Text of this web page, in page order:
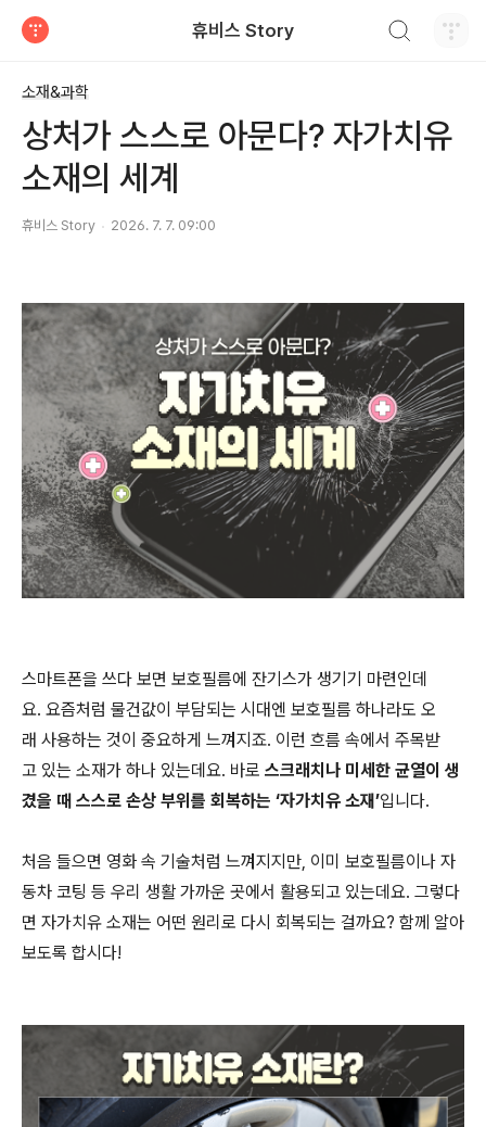
휴비스 Story
소재&과학
상처가 스스로 아문다? 자가치유
소재의 세계
휴비스 Story 2026. 7. 7. 09:00
스마트폰을 쓰다 보면 보호필름에 잔기스가 생기기 마련인데
요. 요즘처럼 물건값이 부담되는 시대엔 보호필름 하나라도 오
래 사용하는 것이 중요하게 느껴지죠. 이런 흐름 속에서 주목받
고 있는 소재가 하나 있는데요. 바로 스크래치나 미세한 균열이 생
겼을 때 스스로 손상 부위를 회복하는 ‘자가치유 소재’입니다.
처음 들으면 영화 속 기술처럼 느껴지지만, 이미 보호필름이나 자
동차 코팅 등 우리 생활 가까운 곳에서 활용되고 있는데요. 그렇다
면 자가치유 소재는 어떤 원리로 다시 회복되는 걸까요? 함께 알아
보도록 합시다!